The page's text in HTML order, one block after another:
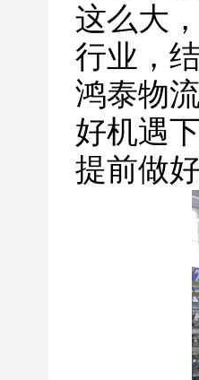
这么大
行业，
鸿泰物
好机遇
提前做